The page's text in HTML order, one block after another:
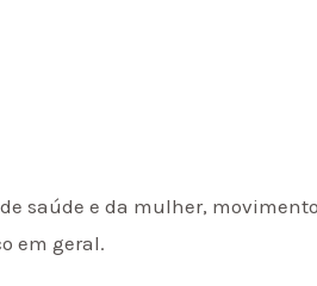
saúde e da mulher,
em geral.